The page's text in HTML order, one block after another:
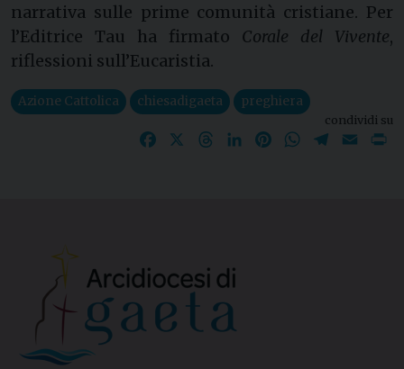
narrativa sulle prime comunità cristiane. Per
l’Editrice Tau ha firmato Corale del Vivente,
riflessioni sull’Eucaristia.
Azione Cattolica chiesadigaeta preghiera
condividi su
Facebook ThreadsLinkedInPinterestWhatsApp
Telegram
Email